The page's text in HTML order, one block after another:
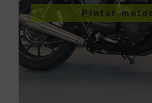
Pintar
Pintar